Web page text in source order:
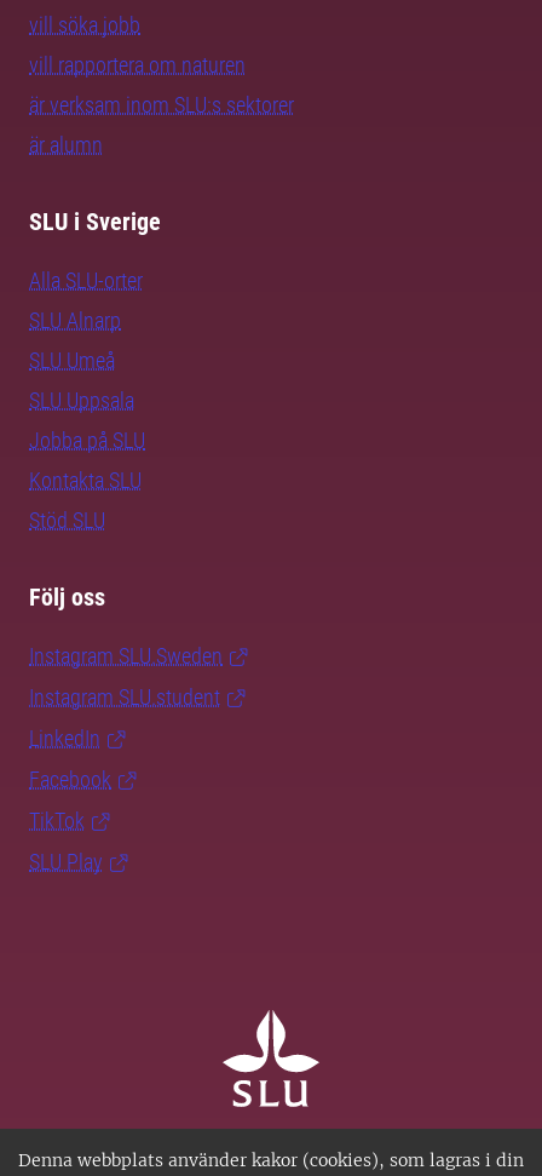
Denna webbplats använder kakor (cookies), som lagras i din
vill söka jobb
vill rapportera om naturen
är verksam inom SLU:s sektorer
är alumn
SLU i Sverige
Alla SLU-orter
SLU Alnarp
SLU Umeå
SLU Uppsala
Jobba på SLU
Kontakta SLU
Stöd SLU
Följ oss
Instagram SLU.Sweden
Instagram SLU.student
LinkedIn
Facebook
TikTok
SLU Play
SLU, Sveriges lantbruksuniversitet, har verksamhet över